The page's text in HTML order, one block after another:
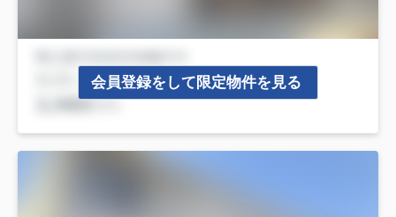
会員登録をして限定物件を見る